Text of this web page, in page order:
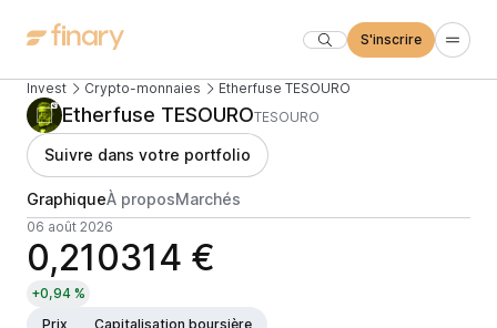
S'inscrire
Invest Crypto-monnaies Etherfuse TESOURO
Etherfuse TESOUROTESOURO
Suivre dans votre portfolio
GraphiqueÀ proposMarchés
06 août 2026
0,210314 €
+0,94 %
Prix
Capitalisation boursière